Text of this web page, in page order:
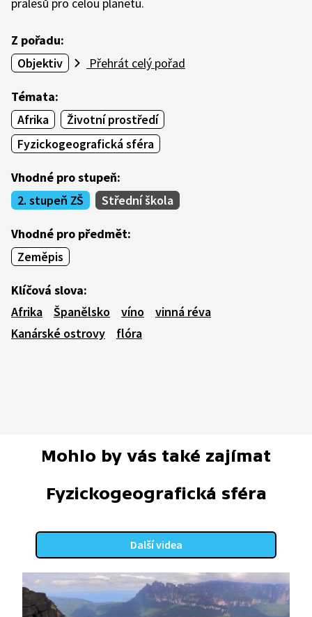
Z pořadu:
Objektiv
Přehrát celý pořad
Témata:
Afrika
Životní prostředí
Fyzickogeografická sféra
Vhodné pro stupeň:
2. stupeň ZŠ
Střední škola
Vhodné pro předmět:
Zeměpis
Klíčová slova:
Afrika
Španělsko víno
vinná réva
Kanárské ostrovy
flóra
Mohlo by vás také zajímat
Fyzickogeografická sféra
Další videa